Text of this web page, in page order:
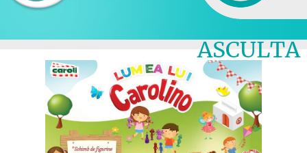
ASCULTA
LIVE